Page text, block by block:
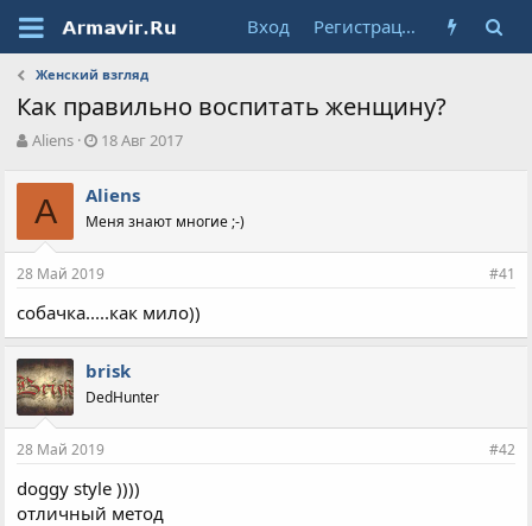
Вход Регистрация
Женский взгляд
Как правильно воспитать женщину?
А
т
р
т
е
ы
Aliens
Д
а
н
ч
18 Авг 2017
A Aliens
Меня знают многие ;-)
28 Май 2019 #41
собачка.....как мило))
brisk
DedHunter
28 Май 2019 #42
doggy style ))))
отличный метод